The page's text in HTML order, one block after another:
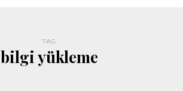
TAG
bilgi yükleme